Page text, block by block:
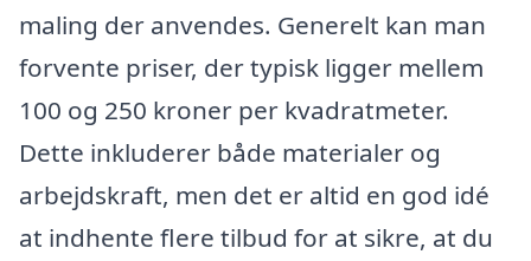
maling der anvendes. Generelt kan man
forvente priser, der typisk ligger mellem
100 og 250 kroner per kvadratmeter.
Dette inkluderer både materialer og
arbejdskraft, men det er altid en god idé
at indhente flere tilbud for at sikre, at du